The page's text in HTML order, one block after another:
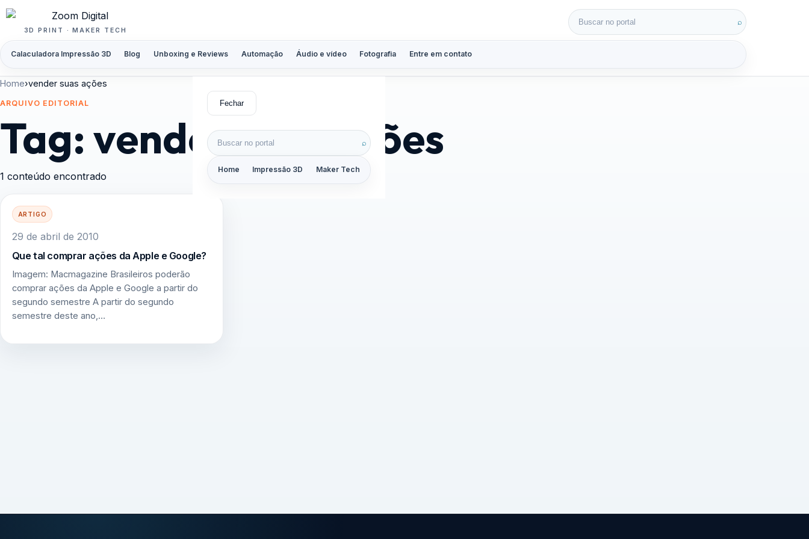
Pular para o conteúdo
3D PRINT · MAKER TECH
Calaculadora Impressão 3D Blog Unboxing e Reviews Automação Áudio e vídeo Fotografia Entre em contato
Buscar por: ⌕
Fechar
Buscar por: ⌕
Home Impressão 3D Maker Tech
Home›vender suas ações
ARQUIVO EDITORIAL
Tag:vender suas ações
1 conteúdo encontrado
ARTIGO
29 de abril de 2010
Que tal comprar ações da Apple e Google?
Imagem: Macmagazine Brasileiros poderão
comprar ações da Apple e Google a partir do
segundo semestre A partir do segundo
semestre deste ano,…